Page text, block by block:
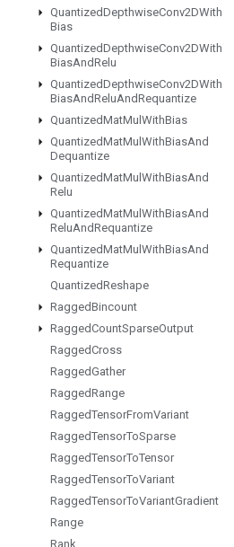
QuantizedDepthwiseConv2DWith
Bias
QuantizedDepthwiseConv2DWith
BiasAndRelu
QuantizedDepthwiseConv2DWith
BiasAndReluAndRequantize
QuantizedMatMul WithBias
QuantizedMatMul WithBiasAnd
Dequantize
QuantizedMatMul WithBiasAnd
Relu
QuantizedMatMul WithBiasAnd
ReluAndRequantize
QuantizedMatMul WithBiasAnd
Requantize
QuantizedReshape
RaggedBincount
RaggedCountSparseOutput
RaggedCross
RaggedGather
RaggedRange
RaggedTensorFromVariant
RaggedTensorToSparse
RaggedTensorToTensor
RaggedTensorToVariant
RaggedTensorToVariantGradient
Range
Rank
Pozostawaj w kontakcie